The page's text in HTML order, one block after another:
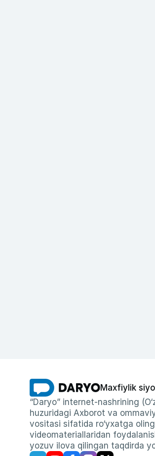
Maxfiylik
“Daryo” internet-nashrining
huzuridagi Axborot va
vositasi sifatida ro‘yxatga
videomateriallaridan
yozuv ilova qilingan taqdirda